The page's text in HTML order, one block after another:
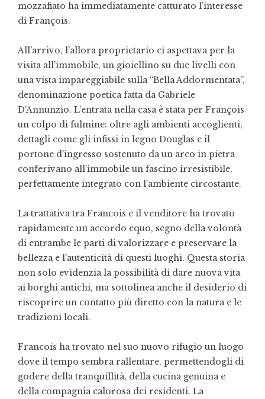
mozzafiato ha immediatamente catturato l’interesse
di François.
All’arrivo, l’allora proprietario ci aspettava per la
visita all’immobile, un gioiellino su due livelli con
una vista impareggiabile sulla “Bella Addormentata”,
denominazione poetica fatta da Gabriele
D’Annunzio. L’entrata nella casa è stata per François
un colpo di fulmine: oltre agli ambienti accoglienti,
dettagli come gli infissi in legno Douglas e il
portone d’ingresso sostenuto da un arco in pietra
conferivano all’immobile un fascino irresistibile,
perfettamente integrato con l’ambiente circostante.
La trattativa tra Francois e il venditore ha trovato
rapidamente un accordo equo, segno della volontà
di entrambe le parti di valorizzare e preservare la
bellezza e l’autenticità di questi luoghi. Questa storia
non solo evidenzia la possibilità di dare nuova vita
ai borghi antichi, ma sottolinea anche il desiderio di
riscoprire un contatto più diretto con la natura e le
tradizioni locali.
Francois ha trovato nel suo nuovo rifugio un luogo
dove il tempo sembra rallentare, permettendogli di
godere della tranquillità, della cucina genuina e
della compagnia calorosa dei residenti. La